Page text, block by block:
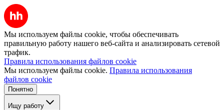
Мы используем файлы cookie, чтобы обеспечивать
правильную работу нашего веб-сайта и анализировать сетевой
трафик.
Правила использования файлов cookie
Мы используем файлы cookie. Правила использования
файлов cookie
Понятно
Ищу работу